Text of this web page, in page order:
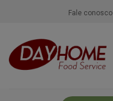
Fale conosco